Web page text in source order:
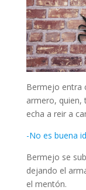
Bermejo entra
armero, quien,
echa a reir a
-No es buena
Bermejo se
dejando el
el mentón.